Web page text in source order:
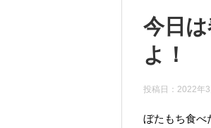
今日
よ！
投稿日：2022年3
ぼたもち食べ